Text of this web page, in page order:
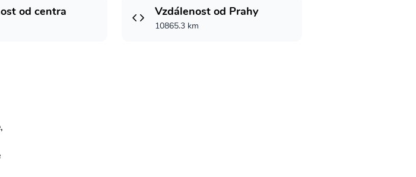
od centra Vzdálenost od Prahy
10865.3 km